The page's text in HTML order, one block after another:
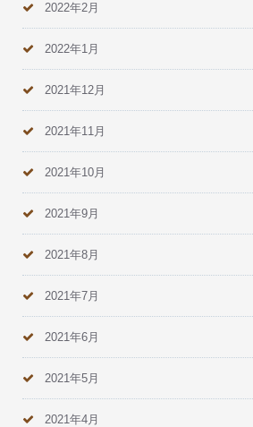
2022年2月
2022年1月
2021年12月
2021年11月
2021年10月
2021年9月
2021年8月
2021年7月
2021年6月
2021年5月
2021年4月